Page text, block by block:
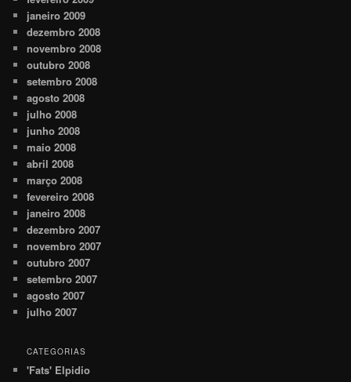
janeiro 2009
dezembro 2008
novembro 2008
outubro 2008
setembro 2008
agosto 2008
julho 2008
junho 2008
maio 2008
abril 2008
março 2008
fevereiro 2008
janeiro 2008
dezembro 2007
novembro 2007
outubro 2007
setembro 2007
agosto 2007
julho 2007
CATEGORIAS
'Fats' Elpidio